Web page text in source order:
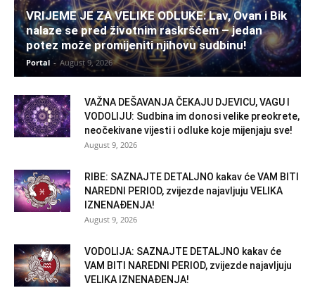
VRIJEME JE ZA VELIKE ODLUKE: Lav, Ovan i Bik
nalaze se pred životnim raskršćem – jedan
potez može promijeniti njihovu sudbinu!
Portal - August 9, 2026
VAŽNA DEŠAVANJA ČEKAJU DJEVICU, VAGU I
VODOLIJU: Sudbina im donosi velike preokrete,
neočekivane vijesti i odluke koje mijenjaju sve!
August 9, 2026
RIBE: SAZNAJTE DETALJNO kakav će VAM BITI
NAREDNI PERIOD, zvijezde najavljuju VELIKA
IZNENAĐENJA!
August 9, 2026
VODOLIJA: SAZNAJTE DETALJNO kakav će
VAM BITI NAREDNI PERIOD, zvijezde najavljuju
VELIKA IZNENAĐENJA!